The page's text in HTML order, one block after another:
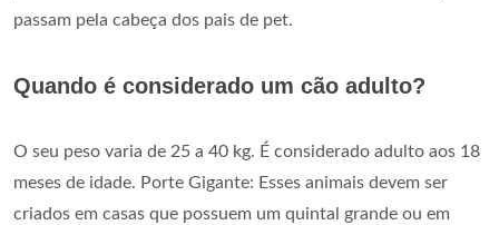
passam pela cabeça dos pais de pet.
Quando é considerado um cão adulto?
O seu peso varia de 25 a 40 kg. É considerado adulto aos 18
meses de idade. Porte Gigante: Esses animais devem ser
criados em casas que possuem um quintal grande ou em